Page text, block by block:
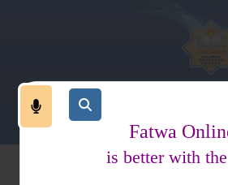
Fatwa
is better with